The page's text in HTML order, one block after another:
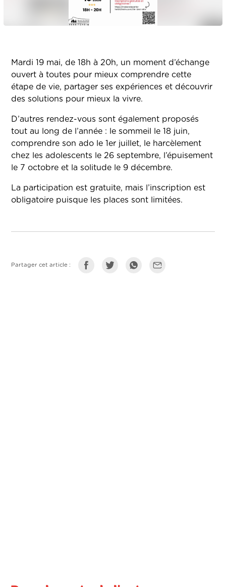
Mardi 19 mai, de 18h à 20h, un moment d’échange
ouvert à toutes pour mieux comprendre cette
étape de vie, partager ses expériences et découvrir
des solutions pour mieux la vivre.
D’autres rendez-vous sont également proposés
tout au long de l’année : le sommeil le 18 juin,
comprendre son ado le 1er juillet, le harcèlement
chez les adolescents le 26 septembre, l’épuisement
le 7 octobre et la solitude le 9 décembre.
La participation est gratuite, mais l’inscription est
obligatoire puisque les places sont limitées.
Partager cet article :